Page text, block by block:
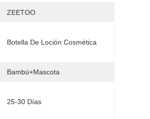
ZEETOO
Botella De Loción Cosmética
Bambú+mascota
25-30 Días